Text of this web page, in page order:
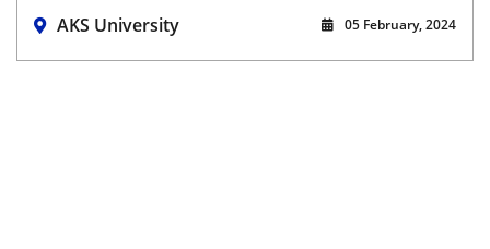
AKS University 05 February, 2024